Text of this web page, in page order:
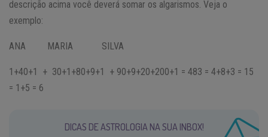
descrição acima você deverá somar os algarismos. Veja o
exemplo:
ANA MARIA SILVA
1+40+1 + 30+1+80+9+1 + 90+9+20+200+1 = 483 = 4+8+3 = 15
= 1+5 = 6
DICAS DE ASTROLOGIA NA SUA INBOX!